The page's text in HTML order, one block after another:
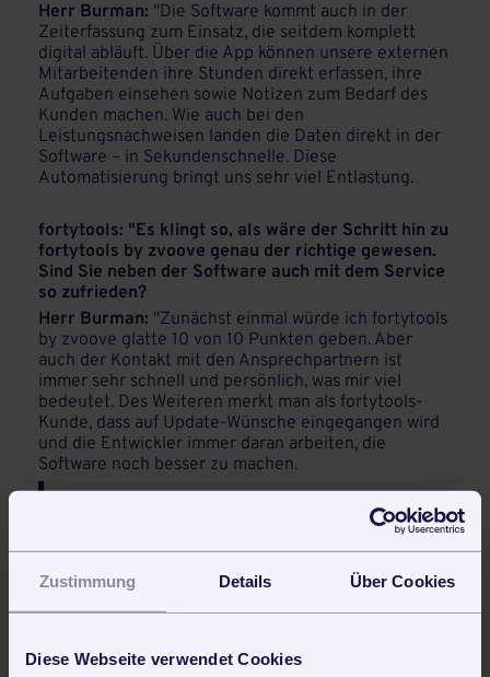
Zustimmung Details Über Cookies
Diese Webseite verwendet Cookies
Herr Burman: "Die Software kommt auch in der
Zeiterfassung zum Einsatz, die seitdem komplett
digital abläuft. Über die App können unsere externen
Mitarbeitenden ihre Stunden direkt erfassen, ihre
Aufgaben einsehen sowie Notizen zum Bedarf des
Kunden machen. Wie auch bei den
Leistungsnachweisen landen die Daten direkt in der
Software – in Sekundenschnelle. Diese
Automatisierung bringt uns sehr viel Entlastung.
fortytools: "Es klingt so, als wäre der Schritt hin zu
fortytools by zvoove genau der richtige gewesen.
Sind Sie neben der Software auch mit dem Service
so zufrieden?
Herr Burman: "Zunächst einmal würde ich fortytools
by zvoove glatte 10 von 10 Punkten geben. Aber
auch der Kontakt mit den Ansprechpartnern ist
immer sehr schnell und persönlich, was mir viel
bedeutet. Des Weiteren merkt man als fortytools-
Kunde, dass auf Update-Wünsche eingegangen wird
und die Entwickler immer daran arbeiten, die
Software noch besser zu machen.
„Zunächst einmal würde ich fortytools by
zvoove glatte 10 von 10 Punkten geben. Aber
auch der Kontakt mit den Ansprechpartnern ist
immer sehr schnell und persönlich, was mir viel
Hier gehts zum Referenzbericht und